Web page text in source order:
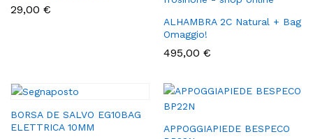
29,00 €
ALHAMBRA 2C Natural + Bag
Omaggio!
495,00 €
BORSA DE SALVO EG10BAG
ELETTRICA 10MM
APPOGGIAPIEDE BESPECO